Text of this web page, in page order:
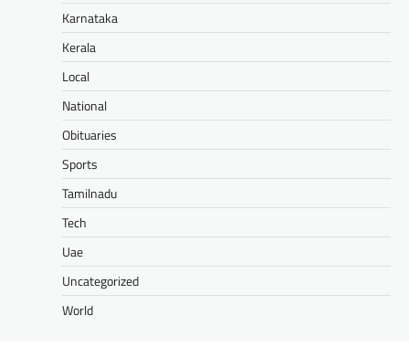
Karnataka
Kerala
Local
National
Obituaries
Sports
Tamilnadu
Tech
Uae
Uncategorized
World